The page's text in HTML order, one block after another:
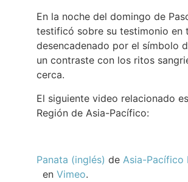
En la noche del domingo de
testificó sobre su testimonio en
desencadenado por el símbolo
un contraste con los ritos
cerca.
El siguiente video relacionado
Región de Asia-Pacífico:
Panata (inglés) de Asia-Pacífico
en Vimeo.